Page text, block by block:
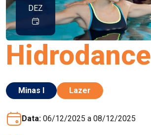
DEZ
Hidrodance
Minas I Lazer
Data: 06/12/2025 a 08/12/2025